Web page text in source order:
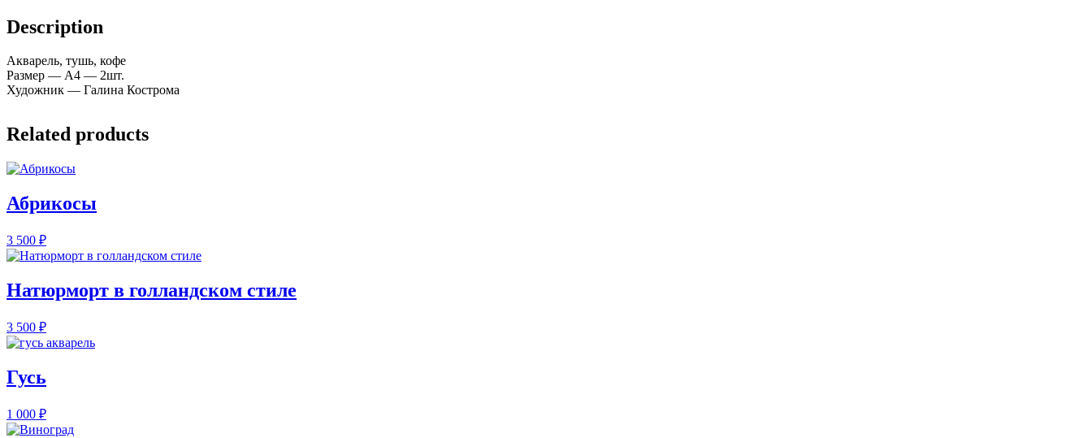
Description
Акварель, тушь, кофе
Размер — А4 — 2шт.
Художник — Галина Кострома
Related products
Абрикосы
3 500 ₽
Натюрморт в голландском стиле
3 500 ₽
Гусь
1 000 ₽